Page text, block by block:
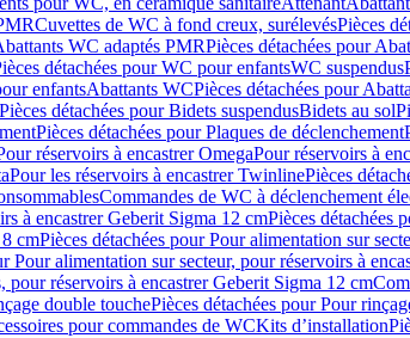
Cuvettes de WC à fond creux, surélevésPièces
WC adaptés PMRPièces détachées pour
détachées pour WC pour enfantsWC suspendus
enfantsAbattants WCPièces détachées pour
Pièces détachées pour Bidets suspendusBidets au sol
Pièces détachées pour Plaques de déclenchement
réservoirs à encastrer OmegaPour réservoirs à
Pour les réservoirs à encastrer TwinlinePièces
Commandes de WC à déclenchement
à encastrer Geberit Sigma 12 cmPièces détachées
cmPièces détachées pour Pour alimentation sur
Pour alimentation sur secteur, pour réservoirs à
pour réservoirs à encastrer Geberit Sigma 12 cm
double touchePièces détachées pour Pour
pour commandes de WCKits d’installation